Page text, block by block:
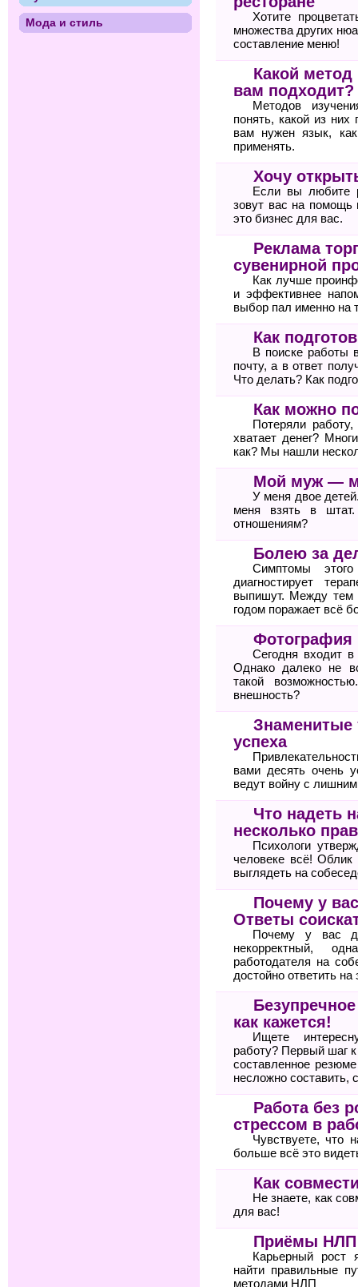
Хотите
множества других
составление меню!
Какой метод
вам подходит?
Методов
понять, какой из
вам нужен язык,
применять.
Хочу
Если вы любите
зовут вас на
это бизнес для вас.
Реклама
сувенирной
Как лучше
и эффективнее
выбор пал именно на
Как
В поиске работы
почту, а в ответ
Что делать? Как
Как можно
Потеряли
хватает денег?
как? Мы нашли
Мой муж —
У меня двое
меня взять в
отношениям?
Болею за
Симптомы
диагностирует
выпишут. Между тем
годом поражает всё
Фотография
Сегодня входит
Однако далеко не
такой
внешность?
Знаменитые
успеха
вами десять очень
ведут войну с
Что надеть
несколько
Психологи
человеке всё!
выглядеть на
Почему у
Ответы
Почему у вас
некорректный,
работодателя на
достойно ответить на
как кажется!
Ищете
работу? Первый шаг
составленное
несложно составить,
Работа без
стрессом в
Чувствуете, что
больше всё это
Как
Не знаете, как
для вас!
Приёмы НЛП
Карьерный рост
найти правильные
методами НЛП
Мода и стиль